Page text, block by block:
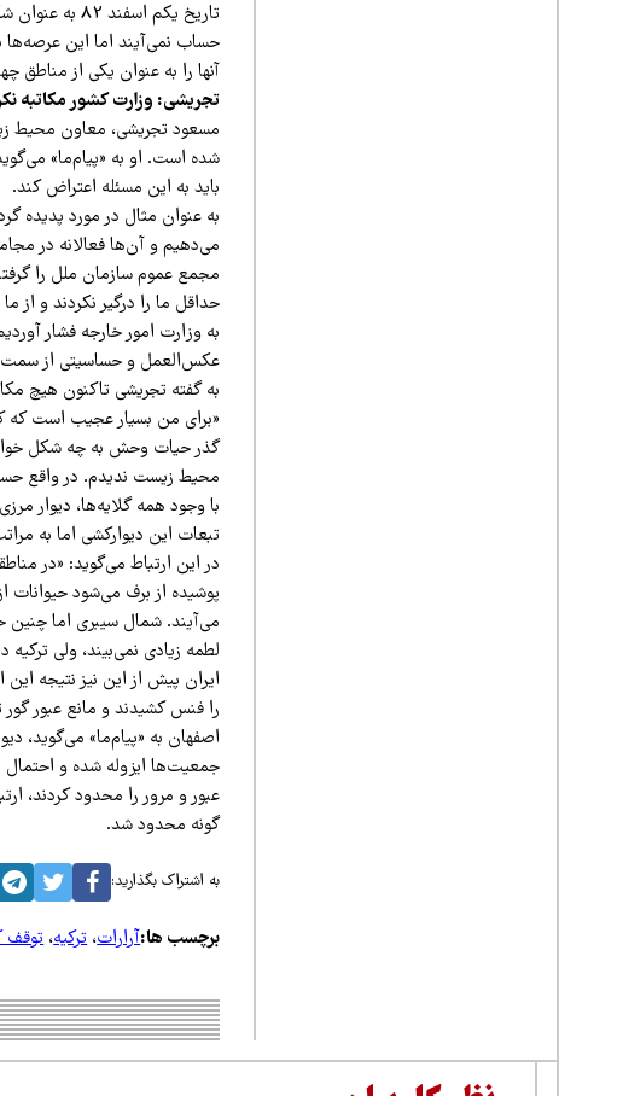
تاریخ یکم
حساب نمی‌آیند اما این عرصه‌ها
آنها را به عنوان یکی از
تجریشی: وزارت کشور مکاتبه
مسعود تجریشی، معاون محیط
شده است. او به «پیام‌ما»
باید به این مسئله اعتراض کند.
به عنوان مثال در مورد پدیده
می‌دهیم و آن‌ها فعالانه در
مجمع عموم سازمان ملل را
حداقل ما را درگیر نکردند و
به وزارت امور خارجه فشار
عکس‌العمل و حساسیتی از سمت
به گفته تجریشی تاکنون هیچ
«برای من بسیار عجیب است که
گذر حیات وحش به چه شکل
محیط زیست ندیدم. در واقع
با وجود همه گلایه‌ها، دیوار
تبعات این دیوارکشی اما به
در این ارتباط می‌گوید: «در
پوشیده از برف می‌شود
می‌آیند. شمال سیبری اما چنین
لطمه‌ زیادی نمی‌بیند، ولی
ایران پیش از این نیز نتیجه
را فنس کشیدند و مانع عبور
اصفهان به «پیام‌ما» می‌گوید،
جمعیت‌ها ایزوله شده و احتمال
عبور و مرور را محدود کردند،
گونه محدود شد.
به اشتراک بگذارید:
برچسب ها:آرارات،ترکیه،توقف